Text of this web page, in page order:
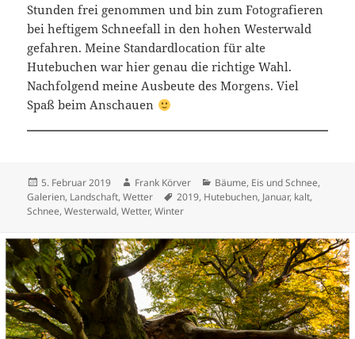
Stunden frei genommen und bin zum Fotografieren
bei heftigem Schneefall in den hohen Westerwald
gefahren. Meine Standardlocation für alte
Hutebuchen war hier genau die richtige Wahl.
Nachfolgend meine Ausbeute des Morgens. Viel
Spaß beim Anschauen
Veröffentlicht
am
5. Februar 2019 Autor
Frank Körver Kategorien
Bäume, Eis und Schnee,
Galerien, Landschaft,Wetter Schlagwörter
2019, Hutebuchen, Januar, kalt,
Schnee,Westerwald,Wetter,Winter